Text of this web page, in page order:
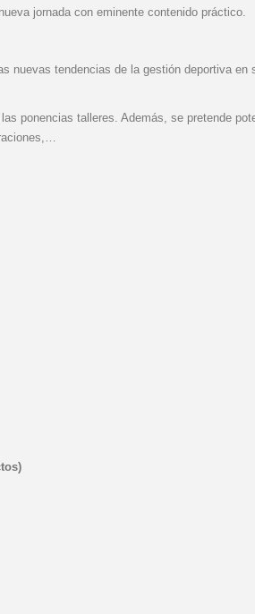
jornada con eminente contenido práctico.
nuevas tendencias de la gestión deportiva
ponencias talleres. Además, se pretende